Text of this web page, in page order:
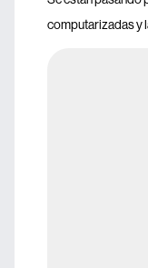
computarizadas y